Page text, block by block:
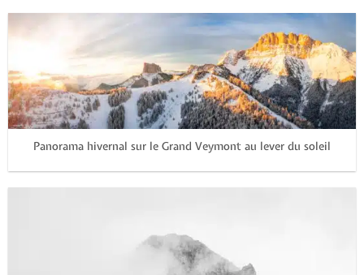
Panorama hivernal sur le Grand Veymont au lever du soleil